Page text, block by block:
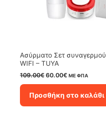
Ασύρματο Σετ συναγερμού
WIFI – TUYA
109.00€ Original
109.00€.
60.00€Η
είναι:
60.00€.
ΜΕ ΦΠΑ
Προσθήκη στο καλάθι